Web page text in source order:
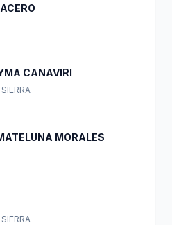
CANAVIRI
MORALES